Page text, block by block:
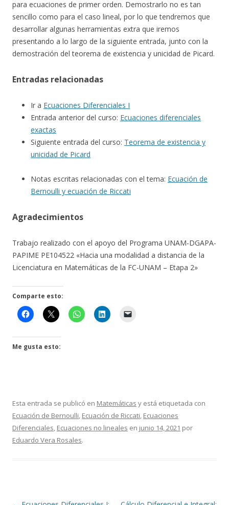
para ecuaciones de primer orden. Demostrarlo no es tan
sencillo como para el caso lineal, por lo que tendremos que
desarrollar algunas herramientas extra que iremos
presentando a lo largo de la siguiente entrada, junto con la
demostración del teorema de existencia y unicidad de Picard.
Entradas relacionadas
Ir a Ecuaciones Diferenciales I
Entrada anterior del curso: Ecuaciones diferenciales
exactas
Siguiente entrada del curso: Teorema de existencia y
unicidad de Picard
Notas escritas relacionadas con el tema: Ecuación de
Bernoulli y ecuación de Riccati
Agradecimientos
Trabajo realizado con el apoyo del Programa UNAM-DGAPA-
PAPIME PE104522 «Hacia una modalidad a distancia de la
Licenciatura en Matemáticas de la FC-UNAM – Etapa 2»
Comparte esto:
Me gusta esto:
Esta entrada se publicó en Matemáticas y está etiquetada con
Ecuación de Bernoulli, Ecuación de Riccati, Ecuaciones
Diferenciales, Ecuaciones no lineales en junio 14, 2021 por
Eduardo Vera Rosales.